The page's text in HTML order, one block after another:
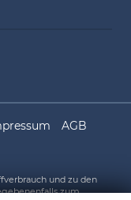
AGB
und zu den
zum